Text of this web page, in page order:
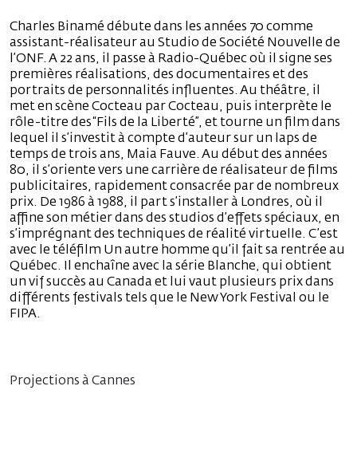
Charles Binamé débute dans les années 70 comme
assistant-réalisateur au Studio de Société Nouvelle de
l’ONF. A 22 ans, il passe à Radio-Québec où il signe ses
premières réalisations, des documentaires et des
portraits de personnalités influentes. Au théâtre, il
met en scène Cocteau par Cocteau, puis interprète le
rôle-titre des “Fils de la Liberté”, et tourne un film dans
lequel il s’investit à compte d’auteur sur un laps de
temps de trois ans, Maia Fauve. Au début des années
80, il s’oriente vers une carrière de réalisateur de films
publicitaires, rapidement consacrée par de nombreux
prix. De 1986 à 1988, il part s’installer à Londres, où il
affine son métier dans des studios d’effets spéciaux, en
s’imprégnant des techniques de réalité virtuelle. C’est
avec le téléfilm Un autre homme qu’il fait sa rentrée au
Québec. Il enchaîne avec la série Blanche, qui obtient
un vif succès au Canada et lui vaut plusieurs prix dans
différents festivals tels que le New York Festival ou le
FIPA.
Projections à Cannes